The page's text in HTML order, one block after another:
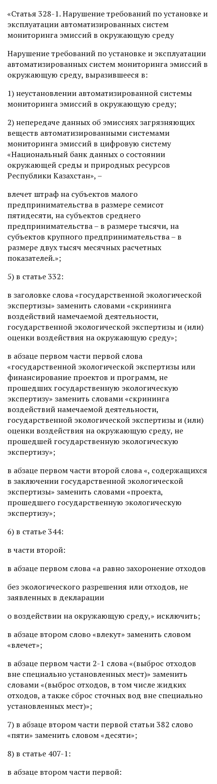
«Статья 328-1. Нарушение требований по установке и
эксплуатации автоматизированных систем
мониторинга эмиссий в окружающую среду
Нарушение требований по установке и эксплуатации
автоматизированных систем мониторинга эмиссий в
окружающую среду, выразившееся в:
1) неустановлении автоматизированной системы
мониторинга эмиссий в окружающую среду;
2) непередаче данных об эмиссиях загрязняющих
веществ автоматизированными системами
мониторинга эмиссий в цифровую систему
«Национальный банк данных о состоянии
окружающей среды и природных ресурсов
Республики Казахстан», –
влечет штраф на субъектов малого
предпринимательства в размере семисот
пятидесяти, на субъектов среднего
предпринимательства – в размере тысячи, на
субъектов крупного предпринимательства – в
размере двух тысяч месячных расчетных
показателей.»;
5) в статье 332:
в заголовке слова «государственной экологической
экспертизы» заменить словами «скрининга
воздействий намечаемой деятельности,
государственной экологической экспертизы и (или)
оценки воздействия на окружающую среду»;
в абзаце первом части первой слова
«государственной экологической экспертизы или
финансирование проектов и программ, не
прошедших государственную экологическую
экспертизу» заменить словами «скрининга
воздействий намечаемой деятельности,
государственной экологической экспертизы и (или)
оценки воздействия на окружающую среду, не
прошедшей государственную экологическую
экспертизу»;
в абзаце первом части второй слова «, содержащихся
в заключении государственной экологической
экспертизы» заменить словами «проекта,
прошедшего государственную экологическую
экспертизу»;
6) в статье 344:
в части второй:
в абзаце первом слова «а равно захоронение отходов
без экологического разрешения или отходов, не
заявленных в декларации
о воздействии на окружающую среду,» исключить;
в абзаце втором слово «влекут» заменить словом
«влечет»;
в абзаце первом части 2-1 слова «(выброс отходов
вне специально установленных мест)» заменить
словами «(выброс отходов, в том числе жидких
отходов, а также сброс сточных вод вне специально
установленных мест)»;
7) в абзаце втором части первой статьи 382 слово
«пяти» заменить словом «десяти»;
8) в статье 407-1:
в абзаце втором части первой: